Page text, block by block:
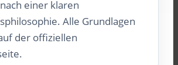
einer klaren
Alle Grundlagen
der offiziellen